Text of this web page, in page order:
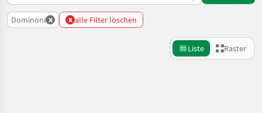
Dominoni x x alle Filter löschen
Liste Raster